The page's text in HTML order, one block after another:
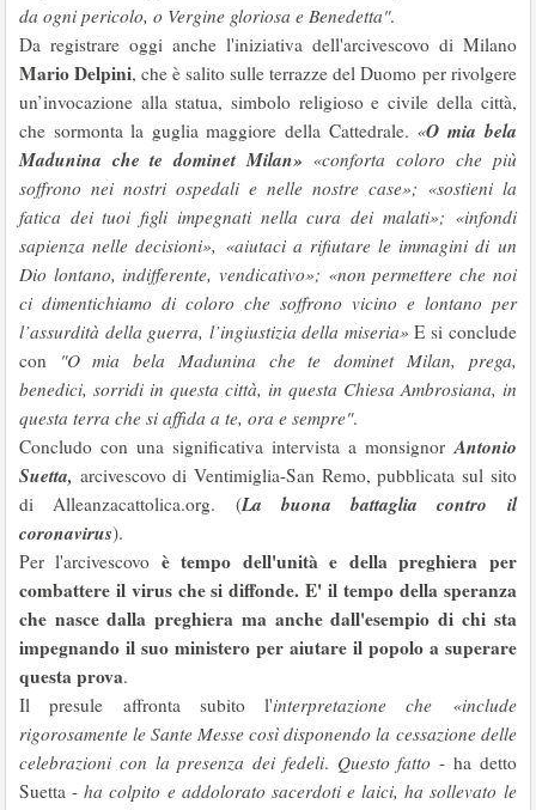
da ogni pericolo, o Vergine gloriosa e Benedetta".
Da registrare oggi anche l'iniziativa dell'arcivescovo di Milano
Mario Delpini, che è salito sulle terrazze del Duomo per rivolgere
un’invocazione alla statua, simbolo religioso e civile della città,
che sormonta la guglia maggiore della Cattedrale. «O mia bela
Madunina che te dominet Milan» «conforta coloro che più
soffrono nei nostri ospedali e nelle nostre case»; «sostieni la
fatica dei tuoi figli impegnati nella cura dei malati»; «infondi
sapienza nelle decisioni», «aiutaci a rifiutare le immagini di un
Dio lontano, indifferente, vendicativo»; «non permettere che noi
ci dimentichiamo di coloro che soffrono vicino e lontano per
l’assurdità della guerra, l’ingiustizia della miseria» E si conclude
con
"O mia bela Madunina che te dominet Milan, prega,
benedici, sorridi in questa città, in questa Chiesa Ambrosiana, in
questa terra che si affida a te, ora e sempre".
Concludo con una significativa intervista a monsignorAntonio
Suetta, arcivescovo di Ventimiglia-San Remo, pubblicata sul sito
di Alleanzacattolica.org. (La buona battaglia contro il
coronavirus).
Per l'arcivescovo è tempo dell'unità e della preghiera per
combattere il virus che si diffonde. E' il tempo della speranza
che nasce dalla preghiera ma anche dall'esempio di chi sta
impegnando il suo ministero per aiutare il popolo a superare
questa prova.
Il presule affronta subito l'interpretazione che «include
rigorosamente le Sante Messe così disponendo la cessazione delle
celebrazioni con la presenza dei fedeli. Questo fatto- ha detto
Suetta -ha colpito e addolorato sacerdoti e laici, ha sollevato le